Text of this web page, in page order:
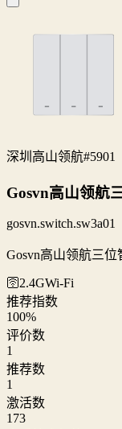
深圳高山领航#5901
Gosvn高山领航
gosvn.switch.sw3a01
Gosvn高山领航三
🛜2.4GWi‑Fi
推荐指数
100%
评价数
1
推荐数
1
激活数
173